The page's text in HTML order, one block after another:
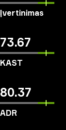
Įvertinimas
73.67
KAST
80.37
ADR